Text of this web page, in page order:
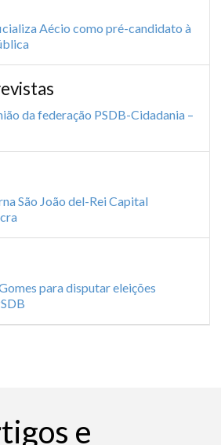
Aécio como pré-candidato à
da federação PSDB-Cidadania –
São João del-Rei Capital
para disputar eleições
e